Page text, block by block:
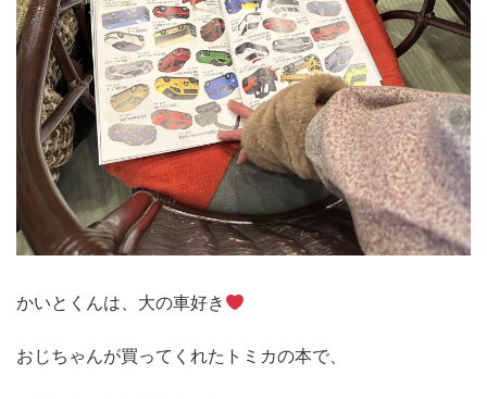
かいとくんは、大の車好き
おじちゃんが買ってくれたトミカの本で、